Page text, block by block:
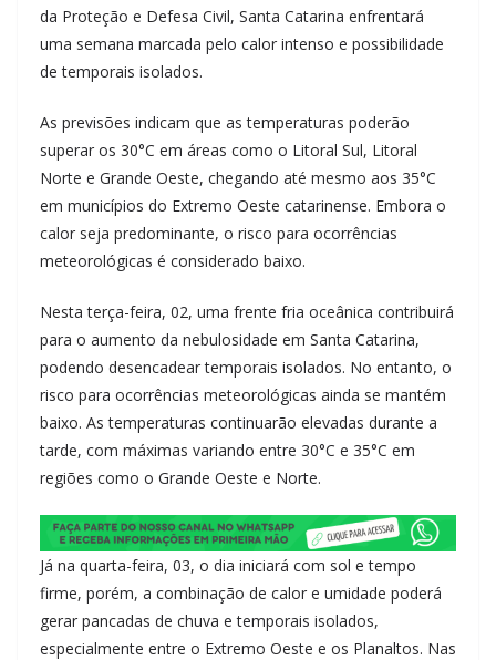
da Proteção e Defesa Civil, Santa Catarina enfrentará
uma semana marcada pelo calor intenso e possibilidade
de temporais isolados.
As previsões indicam que as temperaturas poderão
superar os 30°C em áreas como o Litoral Sul, Litoral
Norte e Grande Oeste, chegando até mesmo aos 35°C
em municípios do Extremo Oeste catarinense. Embora o
calor seja predominante, o risco para ocorrências
meteorológicas é considerado baixo.
Nesta terça-feira, 02, uma frente fria oceânica contribuirá
para o aumento da nebulosidade em Santa Catarina,
podendo desencadear temporais isolados. No entanto, o
risco para ocorrências meteorológicas ainda se mantém
baixo. As temperaturas continuarão elevadas durante a
tarde, com máximas variando entre 30°C e 35°C em
regiões como o Grande Oeste e Norte.
Já na quarta-feira, 03, o dia iniciará com sol e tempo
firme, porém, a combinação de calor e umidade poderá
gerar pancadas de chuva e temporais isolados,
especialmente entre o Extremo Oeste e os Planaltos. Nas